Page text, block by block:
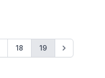
18 19